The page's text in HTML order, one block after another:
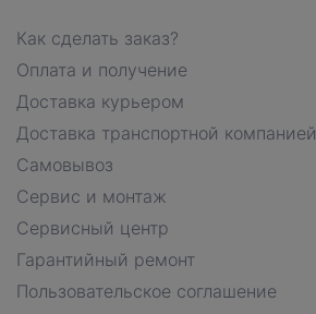
Как сделать заказ?
Оплата и получение
Доставка курьером
Доставка транспортной компанией
Самовывоз
Сервис и монтаж
Сервисный центр
Гарантийный ремонт
Пользовательское соглашение